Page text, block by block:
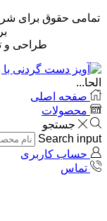
تمامی حقوق برای
طراحی و
الحا...
صفحه اصلی
محصولات
جستجو
Search input
حساب کاربری
تماس